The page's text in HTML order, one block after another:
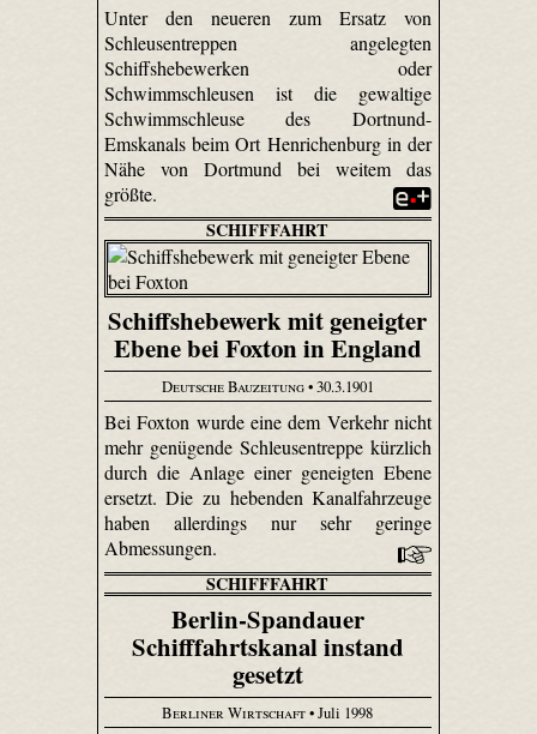
Unter den neueren zum Ersatz von
Schleusentreppen angelegten
Schiffshebewerken oder
Schwimmschleusen ist die gewaltige
Schwimmschleuse des Dortnund-
Emskanals beim Ort Henrichenburg in der
Nähe von Dortmund bei weitem das
größte.
SCHIFFFAHRT
Schiffshebewerk mit geneigter
Ebene bei Foxton in England
Deutsche Bauzeitung• 30.3.1901
Bei Foxton wurde eine dem Verkehr nicht
mehr genügende Schleusentreppe kürzlich
durch die Anlage einer geneigten Ebene
ersetzt. Die zu hebenden Kanalfahrzeuge
haben allerdings nur sehr geringe
Abmessungen.
SCHIFFFAHRT
Berlin-Spandauer
Schifffahrtskanal instand
gesetzt
Berliner Wirtschaft• Juli 1998